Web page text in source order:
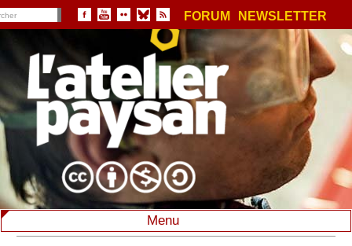
FORUM NEWSLETTER
Menu